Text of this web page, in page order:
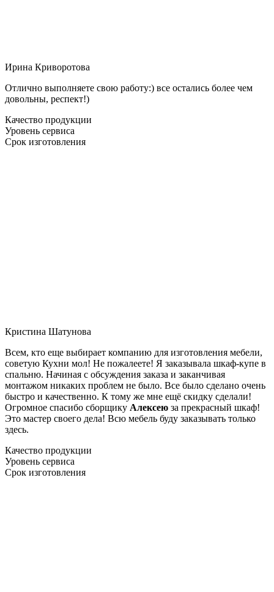
Ирина Криворотова
Отлично выполняете свою работу:) все остались более чем
довольны, респект!)
Качество продукции
Уровень сервиса
Срок изготовления
Кристина Шатунова
Всем, кто еще выбирает компанию для изготовления мебели,
советую Кухни мол! Не пожалеете! Я заказывала шкаф-купе в
спальню. Начиная с обсуждения заказа и заканчивая
монтажом никаких проблем не было. Все было сделано очень
быстро и качественно. К тому же мне ещё скидку сделали!
Огромное спасибо сборщику Алексею за прекрасный шкаф!
Это мастер своего дела! Всю мебель буду заказывать только
здесь.
Качество продукции
Уровень сервиса
Срок изготовления